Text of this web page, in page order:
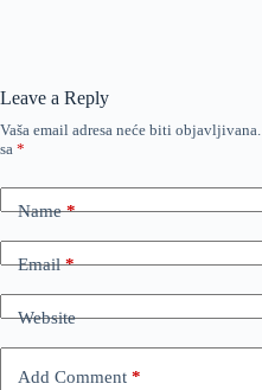
Leave a Reply
Vaša email adresa neće biti objavljivana.
sa *
Name*
Email*
Website
Add Comment *